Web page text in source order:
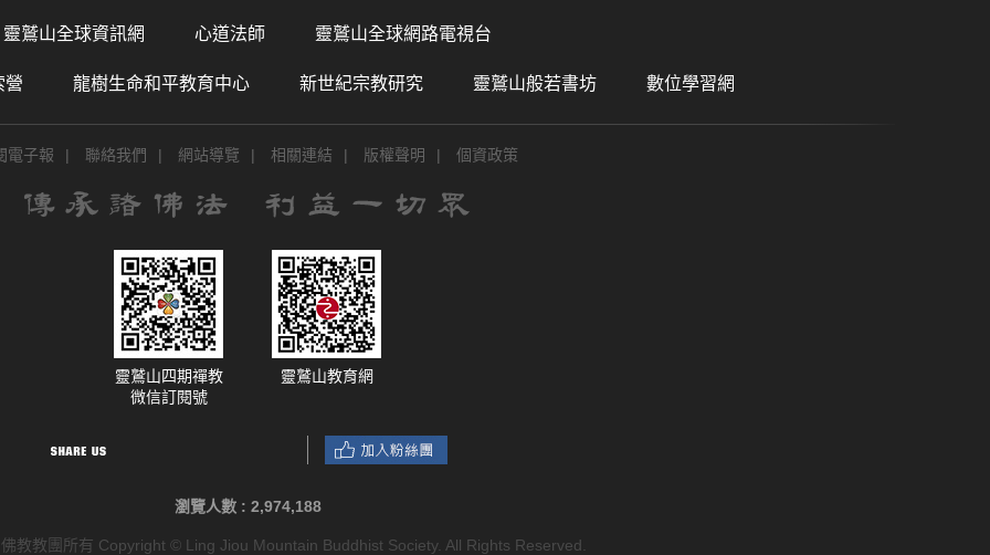
靈鷲山全球資訊網 心道法師 靈鷲山全球網路電視台
營 龍樹生命和平教育中心 新世紀宗教研究 靈鷲山般若書坊 數位學習網
電子報 | 聯絡我們 | 網站導覽 | 相關連結 | 版權聲明 | 個資政策
靈鷲山四期禪教
微信訂閱號
靈鷲山教育網
瀏覽人數 : 2,974,188
教教團所有 Copyright © Ling Jiou Mountain Buddhist Society. All Rights Reserved.